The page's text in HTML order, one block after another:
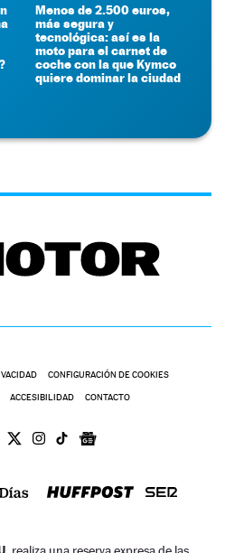
Menos de 2.500 euros,
más segura y
tecnológica: así es la
moto para el carnet de
coche con la que Kymco
quiere dominar la ciudad
CONFIGURACIÓN DE COOKIES
ACCESIBILIDAD CONTACTO